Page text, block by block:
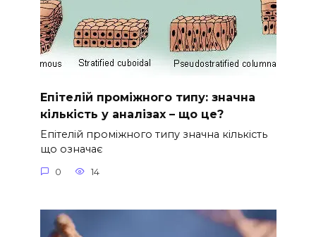
Епітелій проміжного типу: значна
кількість у аналізах – що це?
Епітелій проміжного типу значна кількість
що означає
0 14